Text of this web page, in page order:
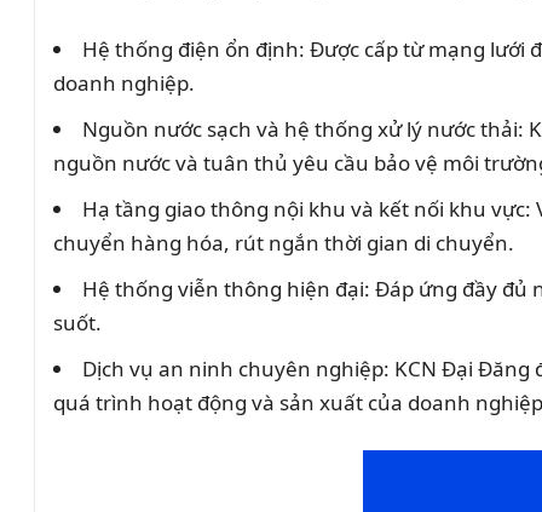
Hệ thống điện ổn định: Được cấp từ mạng lưới
doanh nghiệp.
Nguồn nước sạch và hệ thống xử lý nước thải:
nguồn nước và tuân thủ yêu cầu bảo vệ môi
Hạ tầng giao thông nội khu và kết nối khu
chuyển hàng hóa, rút ngắn thời gian di chuyển.
Hệ thống viễn thông hiện đại: Đáp ứng đầy đủ
suốt.
Dịch vụ an ninh chuyên nghiệp: KCN Đại
quá trình hoạt động và sản xuất của doanh